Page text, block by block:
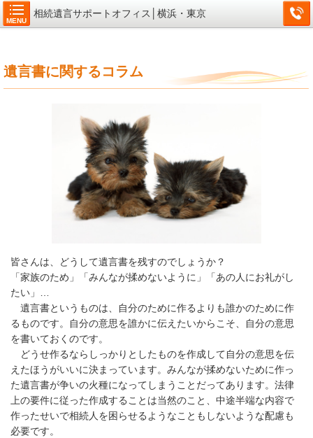
MENU
相続遺言サポートオフィス│横浜・東京
遺言書に関するコラム
皆さんは、どうして遺言書を残すのでしょうか？
「家族のため」「みんなが揉めないように」「あの人にお礼がし
たい」…
遺言書というものは、自分のために作るよりも誰かのために作
るものです。自分の意思を誰かに伝えたいからこそ、自分の意思
を書いておくのです。
どうせ作るならしっかりとしたものを作成して自分の意思を伝
えたほうがいいに決まっています。みんなが揉めないために作っ
た遺言書が争いの火種になってしまうことだってあります。法律
上の要件に従った作成することは当然のこと、中途半端な内容で
作ったせいで相続人を困らせるようなこともしないような配慮も
必要です。